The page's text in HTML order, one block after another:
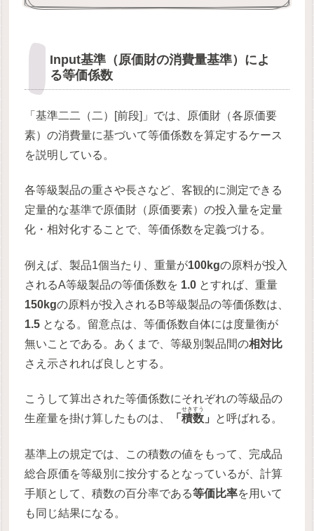
Input基準（原価財の消費量基準）によ
る等価係数
「基準二二（二）[前段]」では、原価財（各原価要
素）の消費量に基づいて等価係数を算定するケース
を説明している。
各等級製品の重さや長さなど、客観的に測定できる
定量的な基準で原価財（原価要素）の投入量を定量
化・相対化することで、等価係数を定義づける。
例えば、製品1個当たり、重量が100kgの原料が投入
されるA等級製品の等価係数を 1.0 とすれば、重量
150kgの原料が投入されるB等級製品の等価係数は、
1.5 となる。留意点は、等価係数自体には度量衡が
無いことである。あくまで、等級別製品間の相対比
さえ示されれば良しとする。
こうして算出された等価係数にそれぞれの等級品の
生産量を掛け算したものは、
「積数
せきすう
」 と呼ばれる。
基準上の規定では、この積数の値をもって、完成品
総合原価を等級別に按分するとなっているが、計算
手順として、積数の百分率である等価比率を用いて
も同じ結果になる。